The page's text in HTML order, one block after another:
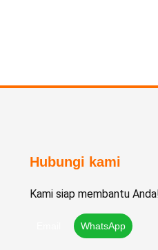
Hubungi kami
Kami siap membantu
WhatsApp